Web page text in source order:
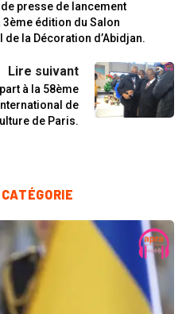
presse de lancement
édition du Salon
de la Décoration d’Abidjan.
Lire suivant
à la 58ème
de
de Paris.